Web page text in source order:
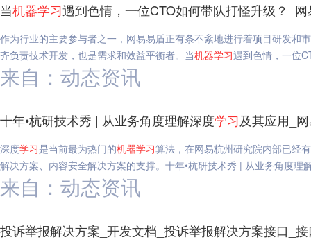
当机器学习遇到色情，一位CTO如何带队打怪升级？_
作为行业的主要参与者之一，网易易盾正有条不紊地进行着项目研发和
齐负责技术开发，也是需求和效益平衡者。当机器学习遇到色情，一位
来自：动态资讯
十年•杭研技术秀 | 从业务角度理解深度学习及其应用_
深度学习是当前最为热门的机器学习算法，在网易杭州研究院内部已经
解决方案、内容安全解决方案的支撑。十年•杭研技术秀 | 从业务角度理
来自：动态资讯
投诉举报解决方案_开发文档_投诉举报解决方案接口_